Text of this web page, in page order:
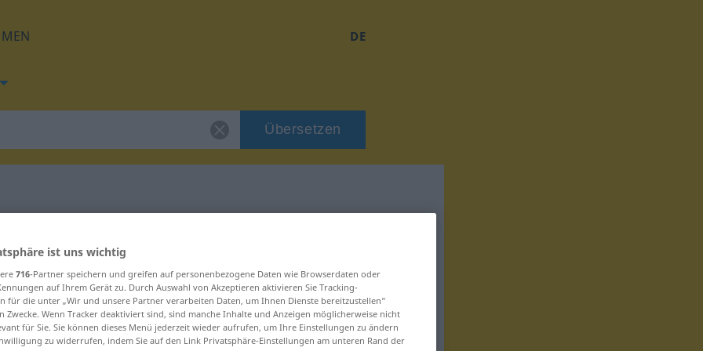
DE
Übersetzen
für "zagrijati"
ist uns wichtig
716-Partner speichern und greifen auf personenbezogene Daten wie Browserdaten oder
auf Ihrem Gerät zu. Durch Auswahl von Akzeptieren aktivieren Sie Tracking-
für die unter „Wir und unsere Partner verarbeiten Daten, um Ihnen Dienste bereitzustellen“
Zwecke. Wenn Tracker deaktiviert sind, sind manche Inhalte und Anzeigen möglicherweise nicht
für Sie. Sie können dieses Menü jederzeit wieder aufrufen, um Ihre Einstellungen zu ändern
zu widerrufen, indem Sie auf den Link Privatsphäre-Einstellungen am unteren Rand der